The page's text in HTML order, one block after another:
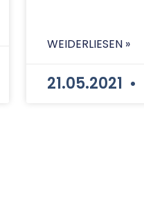
WEIDERLIESEN »
21.05.2021